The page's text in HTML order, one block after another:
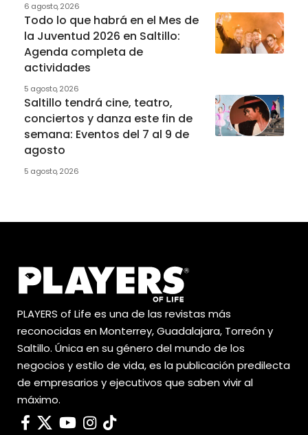
6 agosto, 2026
Todo lo que habrá en el Mes de
la Juventud 2026 en Saltillo:
Agenda completa de
actividades
5 agosto, 2026
Saltillo tendrá cine, teatro,
conciertos y danza este fin de
semana: Eventos del 7 al 9 de
agosto
5 agosto, 2026
PLAYERS of Life es una de las revistas más
reconocidas en Monterrey, Guadalajara, Torreón y
Saltillo. Única en su género del mundo de los
negocios y estilo de vida, es la publicación predilecta
de empresarios y ejecutivos que saben vivir al
máximo.